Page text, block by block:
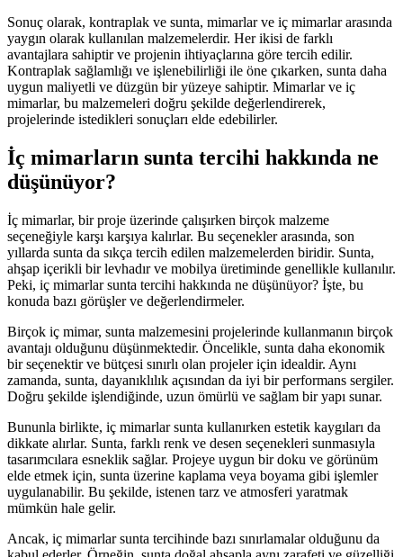
Sonuç olarak, kontraplak ve sunta, mimarlar ve iç mimarlar arasında
yaygın olarak kullanılan malzemelerdir. Her ikisi de farklı
avantajlara sahiptir ve projenin ihtiyaçlarına göre tercih edilir.
Kontraplak sağlamlığı ve işlenebilirliği ile öne çıkarken, sunta daha
uygun maliyetli ve düzgün bir yüzeye sahiptir. Mimarlar ve iç
mimarlar, bu malzemeleri doğru şekilde değerlendirerek,
projelerinde istedikleri sonuçları elde edebilirler.
İç mimarların sunta tercihi hakkında ne
düşünüyor?
İç mimarlar, bir proje üzerinde çalışırken birçok malzeme
seçeneğiyle karşı karşıya kalırlar. Bu seçenekler arasında, son
yıllarda sunta da sıkça tercih edilen malzemelerden biridir. Sunta,
ahşap içerikli bir levhadır ve mobilya üretiminde genellikle kullanılır.
Peki, iç mimarlar sunta tercihi hakkında ne düşünüyor? İşte, bu
konuda bazı görüşler ve değerlendirmeler.
Birçok iç mimar, sunta malzemesini projelerinde kullanmanın birçok
avantajı olduğunu düşünmektedir. Öncelikle, sunta daha ekonomik
bir seçenektir ve bütçesi sınırlı olan projeler için idealdir. Aynı
zamanda, sunta, dayanıklılık açısından da iyi bir performans sergiler.
Doğru şekilde işlendiğinde, uzun ömürlü ve sağlam bir yapı sunar.
Bununla birlikte, iç mimarlar sunta kullanırken estetik kaygıları da
dikkate alırlar. Sunta, farklı renk ve desen seçenekleri sunmasıyla
tasarımcılara esneklik sağlar. Projeye uygun bir doku ve görünüm
elde etmek için, sunta üzerine kaplama veya boyama gibi işlemler
uygulanabilir. Bu şekilde, istenen tarz ve atmosferi yaratmak
mümkün hale gelir.
Ancak, iç mimarlar sunta tercihinde bazı sınırlamalar olduğunu da